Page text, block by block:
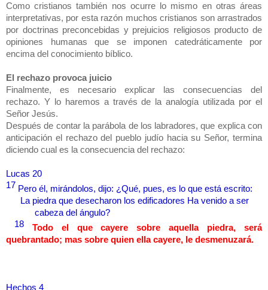
Como cristianos también nos ocurre lo mismo en otras áreas
interpretativas, por esta razón muchos cristianos son arrastrados
por doctrinas preconcebidas y prejuicios religiosos producto de
opiniones humanas que se imponen catedráticamente por
encima del conocimiento bíblico.
El rechazo provoca juicio
Finalmente, es necesario explicar las consecuencias del
rechazo. Y lo haremos a través de la analogía utilizada por el
Señor Jesús.
Después de contar la parábola de los labradores, que explica con
anticipación el rechazo del pueblo judío hacia su Señor, termina
diciendo cual es la consecuencia del rechazo:
Lucas 20
17 Pero él, mirándolos, dijo: ¿Qué, pues, es lo que está escrito:
La piedra que desecharon los edificadores Ha venido a ser
cabeza del ángulo?
18 Todo el que cayere sobre aquella piedra, será
quebrantado; mas sobre quien ella cayere, le desmenuzará.
Hechos 4